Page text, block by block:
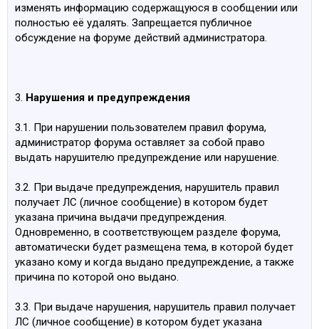
изменять информацию содержащуюся в сообщении или
полностью её удалять. Запрещается публичное
обсуждение на форуме действий администратора.
3. Нарушения и предупреждения
3.1. При нарушении пользователем правил форума,
администратор форума оставляет за собой право
выдать нарушителю предупреждение или нарушение.
3.2. При выдаче предупреждения, нарушитель правил
получает ЛС (личное сообщение) в котором будет
указана причина выдачи предупреждения.
Одновременно, в соответствующем разделе форума,
автоматически будет размещена тема, в которой будет
указано кому и когда выдано предупреждение, а также
причина по которой оно выдано.
3.3. При выдаче нарушения, нарушитель правил получает
ЛС (личное сообщение) в котором будет указана